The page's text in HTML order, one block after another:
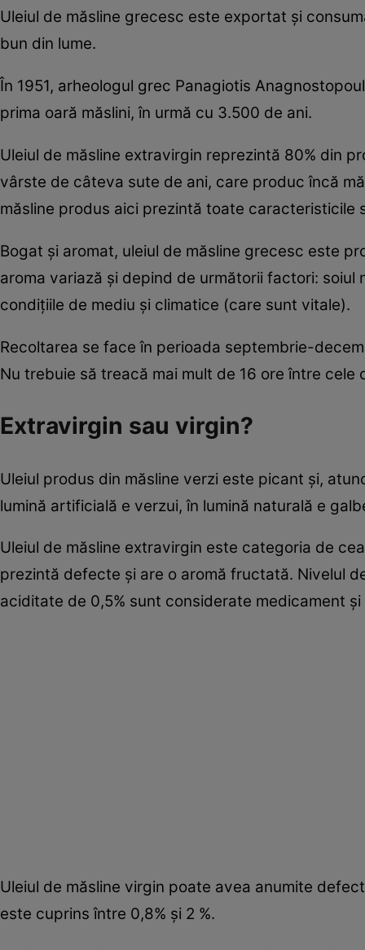
Uleiul de măsline grecesc este exportat şi
bun din lume.
În 1951, arheologul grec Panagiotis
prima oară măslini, în urmă cu 3.500 de ani.
Uleiul de măsline extravirgin reprezintă 80% din
vârste de câteva sute de ani, care produc încă
măsline produs aici prezintă toate caracteristicile
Bogat şi aromat, uleiul de măsline grecesc este
aroma variază şi depind de următorii factori:
condiţiile de mediu şi climatice (care sunt vitale).
Recoltarea se face în perioada septembrie-
Nu trebuie să treacă mai mult de 16 ore între
Extravirgin sau virgin?
Uleiul produs din măsline verzi este picant şi,
lumină artificială e verzui, în lumină naturală e
Uleiul de măsline extravirgin este categoria de
prezintă defecte şi are o aromă fructată. Nivelul
aciditate de 0,5% sunt considerate medicament
Uleiul de măsline virgin poate avea anumite
este cuprins între 0,8% şi 2 %.